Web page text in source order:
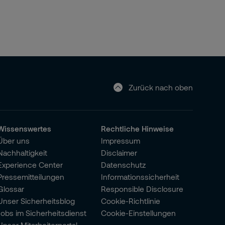
Zurück nach oben
uns
Center
Sicherheitsblog
im Sicherheitsdienst
Rechtliche Hinweise
Impressum
Disclaimer
Datenschutz
Informationssicherheit
Responsible Disclosure
Cookie-Richtlinie
Cookie-Einstellungen